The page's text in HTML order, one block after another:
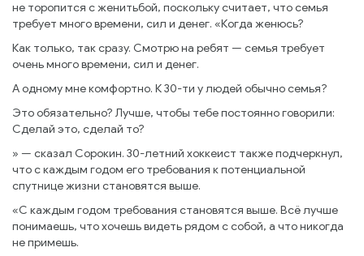
не торопится с женитьбой, поскольку считает, что семья
требует много времени, сил и денег. «Когда женюсь?
Как только, так сразу. Смотрю на ребят — семья требует
очень много времени, сил и денег.
А одному мне комфортно. К 30-ти у людей обычно семья?
Это обязательно? Лучше, чтобы тебе постоянно говорили:
Сделай это, сделай то?
» — сказал Сорокин. 30-летний хоккеист также подчеркнул,
что с каждым годом его требования к потенциальной
спутнице жизни становятся выше.
«С каждым годом требования становятся выше. Всё лучше
понимаешь, что хочешь видеть рядом с собой, а что никогда
не примешь.